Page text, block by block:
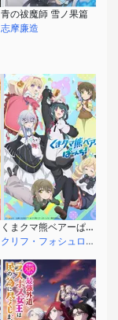
青の祓魔師 雪ノ果篇
志摩廉造
くまクマ熊ベアーぱーんち！
クリフ・フォシュローゼ